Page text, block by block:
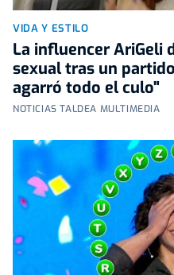
VIDA Y ESTILO
La influencer AriGeli
sexual tras un
agarró todo el culo"
NOTICIAS TALDEA MULTIMEDIA